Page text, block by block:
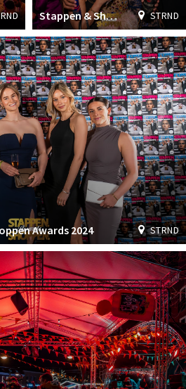
STRND
Stappen & Shoppen Awards 2024 (party pics)
STRND
Awards 2024